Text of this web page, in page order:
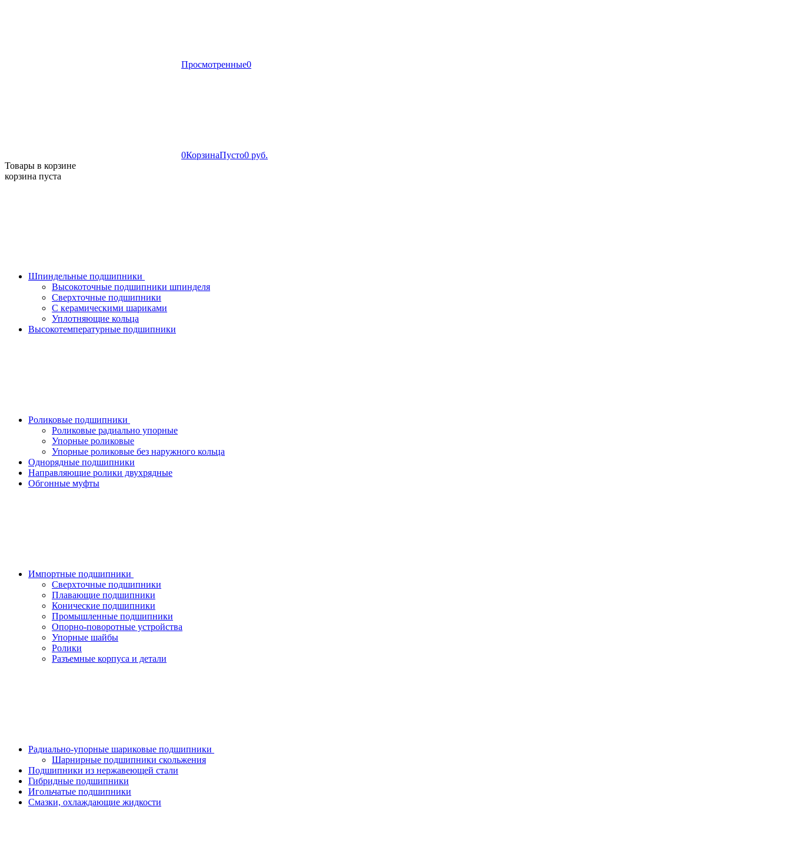
Просмотренные0
0КорзинаПусто0 руб.
Товары в корзине
корзина пуста
Шпиндельные подшипники
Высокоточные подшипники шпинделя
Сверхточные подшипники
С керамическими шариками
Уплотняющие кольца
Высокотемпературные подшипники
Роликовые подшипники
Роликовые радиально упорные
Упорные роликовые
Упорные роликовые без наружного кольца
Однорядные подшипники
Направляющие ролики двухрядные
Обгонные муфты
Импортные подшипники
Сверхточные подшипники
Плавающие подшипники
Конические подшипники
Промышленные подшипники
Опорно-поворотные устройства
Упорные шайбы
Ролики
Разъемные корпуса и детали
Радиально-упорные шариковые подшипники
Шарнирные подшипники скольжения
Подшипники из нержавеющей стали
Гибридные подшипники
Игольчатые подшипники
Смазки, охлаждающие жидкости